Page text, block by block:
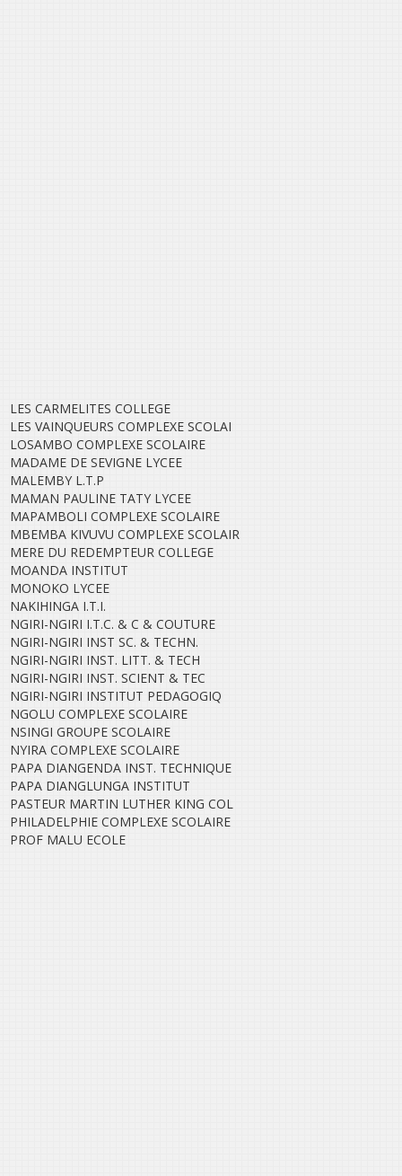
LES CARMELITES COLLEGE
LES VAINQUEURS COMPLEXE SCOLAI
LOSAMBO COMPLEXE SCOLAIRE
MADAME DE SEVIGNE LYCEE
MALEMBY L.T.P
MAMAN PAULINE TATY LYCEE
MAPAMBOLI COMPLEXE SCOLAIRE
MBEMBA KIVUVU COMPLEXE SCOLAIR
MERE DU REDEMPTEUR COLLEGE
MOANDA INSTITUT
MONOKO LYCEE
NAKIHINGA I.T.I.
NGIRI-NGIRI I.T.C. & C & COUTURE
NGIRI-NGIRI INST SC. & TECHN.
NGIRI-NGIRI INST. LITT. & TECH
NGIRI-NGIRI INST. SCIENT & TEC
NGIRI-NGIRI INSTITUT PEDAGOGIQ
NGOLU COMPLEXE SCOLAIRE
NSINGI GROUPE SCOLAIRE
NYIRA COMPLEXE SCOLAIRE
PAPA DIANGENDA INST. TECHNIQUE
PAPA DIANGLUNGA INSTITUT
PASTEUR MARTIN LUTHER KING COL
PHILADELPHIE COMPLEXE SCOLAIRE
PROF MALU ECOLE